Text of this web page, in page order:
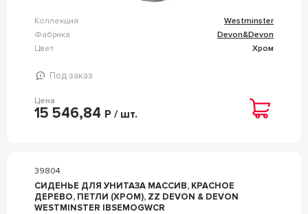
Коллекция
Westminster
Фабрика
Devon&Devon
Цвет
Хром
Под заказ
Цена
15 546,84 Р / шт.
39804
СИДЕНЬЕ ДЛЯ УНИТАЗА МАССИВ, КРАСНОЕ
ДЕРЕВО, ПЕТЛИ (ХРОМ), ZZ DEVON & DEVON
WESTMINSTER IBSEMOGWCR